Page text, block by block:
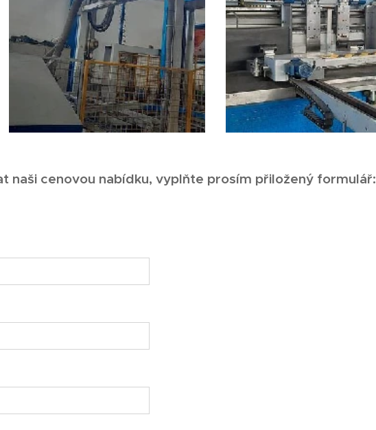
naši cenovou nabídku, vyplňte prosím přiložený formulář: